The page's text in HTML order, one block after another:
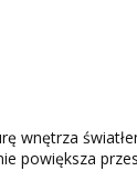
wnętrza
powiększa